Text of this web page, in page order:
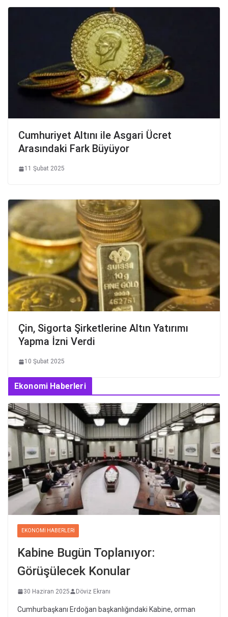
Cumhuriyet Altını ile Asgari Ücret
Arasındaki Fark Büyüyor
11 Şubat 2025
Çin, Sigorta Şirketlerine Altın Yatırımı
Yapma İzni Verdi
10 Şubat 2025
Ekonomi Haberleri
EKONOMI HABERLERI
Kabine Bugün Toplanıyor:
Görüşülecek Konular
30 Haziran 2025 Döviz Ekranı
Cumhurbaşkanı Erdoğan başkanlığındaki Kabine, orman